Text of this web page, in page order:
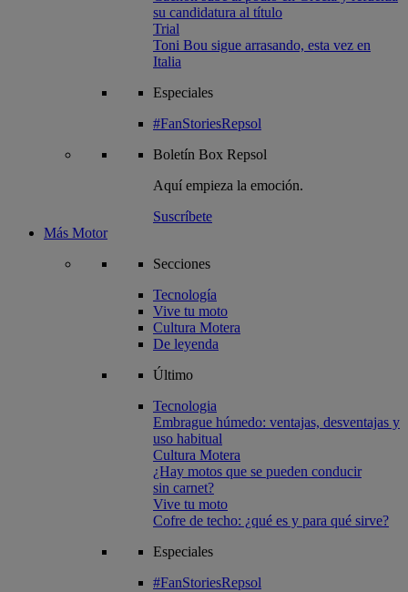
su candidatura al título
Trial
Toni Bou sigue arrasando, esta vez en
Italia
Especiales
#FanStoriesRepsol
Boletín Box Repsol
Aquí empieza la emoción.
Suscríbete
Más Motor
Secciones
Tecnología
Vive tu moto
Cultura Motera
De leyenda
Último
Tecnologia
Embrague húmedo: ventajas, desventajas y
uso habitual
Cultura Motera
¿Hay motos que se pueden conducir
sin carnet?
Vive tu moto
Cofre de techo: ¿qué es y para qué sirve?
Especiales
#FanStoriesRepsol